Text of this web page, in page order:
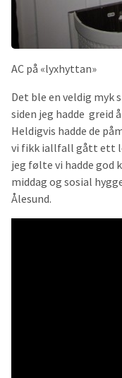
AC på «lyxhyttan»
Det ble en veldig myk
siden jeg hadde greid
Heldigvis hadde de
vi fikk iallfall gått ett
jeg følte vi hadde god
middag og sosial
Ålesund.